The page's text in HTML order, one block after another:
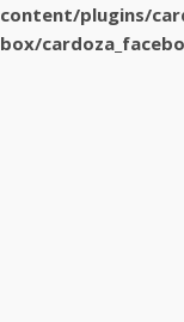
content/plugins/
box/